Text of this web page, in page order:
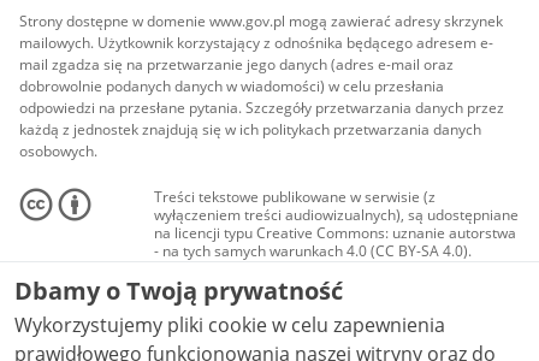
Strony dostępne w domenie www.gov.pl mogą zawierać adresy skrzynek
mailowych. Użytkownik korzystający z odnośnika będącego adresem e-
mail zgadza się na przetwarzanie jego danych (adres e-mail oraz
dobrowolnie podanych danych w wiadomości) w celu przesłania
odpowiedzi na przesłane pytania. Szczegóły przetwarzania danych przez
każdą z jednostek znajdują się w ich politykach przetwarzania danych
osobowych.
Treści tekstowe publikowane w serwisie (z
wyłączeniem treści audiowizualnych), są udostępniane
na licencji typu Creative Commons: uznanie autorstwa
- na tych samych warunkach 4.0 (CC BY-SA 4.0).
Materiały audiowizualne, w tym zdjęcia, materiały
audio i wideo, są udostępniane na licencji typu
Creative Commons: uznanie autorstwa użycie
niekomercyjne - bez utworów zależnych 4.0 (CC BY-
NC-ND 4.0), o ile nie jest to stwierdzone inaczej.
Dbamy o Twoją prywatność
Wykorzystujemy pliki cookie w celu zapewnienia
prawidłowego funkcjonowania naszej witryny oraz do